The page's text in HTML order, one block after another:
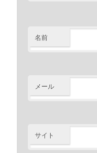
名前
メール
サイト